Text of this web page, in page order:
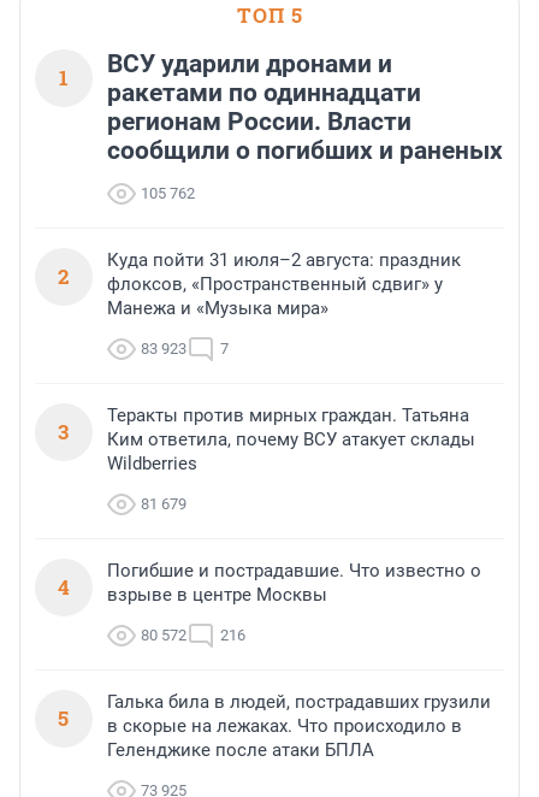
ТОП 5
1
ВСУ ударили дронами и
ракетами по одиннадцати
регионам России. Власти
сообщили о погибших и раненых
105 762
2
Куда пойти 31 июля–2 августа: праздник
флоксов, «Пространственный сдвиг» у
Манежа и «Музыка мира»
83 923 7
3
Теракты против мирных граждан. Татьяна
Ким ответила, почему ВСУ атакует склады
Wildberries
81 679
4
Погибшие и пострадавшие. Что известно о
взрыве в центре Москвы
80 572 216
5
Галька била в людей, пострадавших грузили
в скорые на лежаках. Что происходило в
Геленджике после атаки БПЛА
73 925